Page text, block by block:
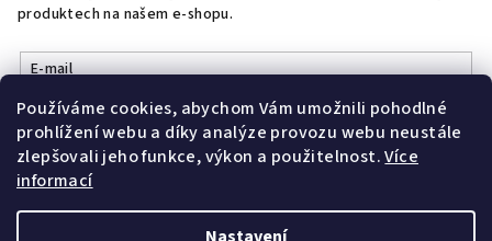
Používáme cookies, abychom Vám umožnili pohodlné
prohlížení webu a díky analýze provozu webu neustále
zlepšovali jeho funkce, výkon a použitelnost.Více
informací
produktech na našem e-shopu.
E-mail
Vložením e-mailu souhlasíte spodmínkami ochrany osobních
údajů
Přihlásit se